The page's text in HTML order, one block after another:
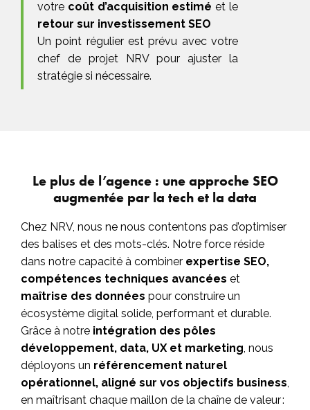
votre coût d’acquisition estimé et le
retour sur investissement SEO
Un point régulier est prévu avec votre
chef de projet NRV pour ajuster la
stratégie si nécessaire.
Le plus de l’agence : une approche SEO
augmentée par la tech et la data
Chez NRV, nous ne nous contentons pas d’optimiser
des balises et des mots-clés. Notre force réside
dans notre capacité à combiner expertise SEO,
compétences techniques avancées et
maîtrise des données pour construire un
écosystème digital solide, performant et durable.
Grâce à notre intégration des pôles
développement, data, UX et marketing, nous
déployons un référencement naturel
opérationnel, aligné sur vos objectifs business,
en maîtrisant chaque maillon de la chaîne de valeur :